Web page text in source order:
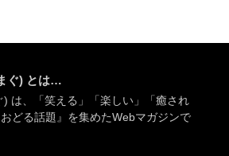
ぐ) とは…
は、「笑える」「楽しい」「癒され
どる話題』を集めたWebマガジンで